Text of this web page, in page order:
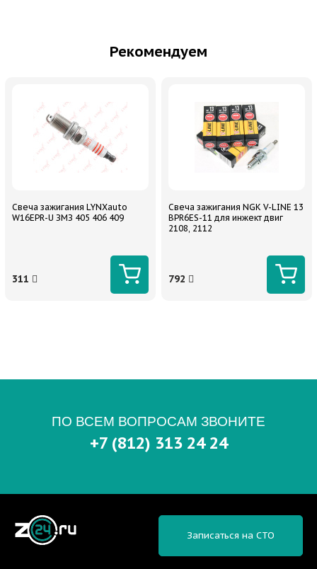
Рекомендуем
Свеча зажигания LYNXauto
W16EPR-U ЗМЗ 405 406 409
311
Свеча зажигания NGK V-LINE 13
BPR6ES-11 для инжект двиг
2108, 2112
792
ПО ВСЕМ ВОПРОСАМ ЗВОНИТЕ
+7 (812) 313 24 24
Записаться на СТО